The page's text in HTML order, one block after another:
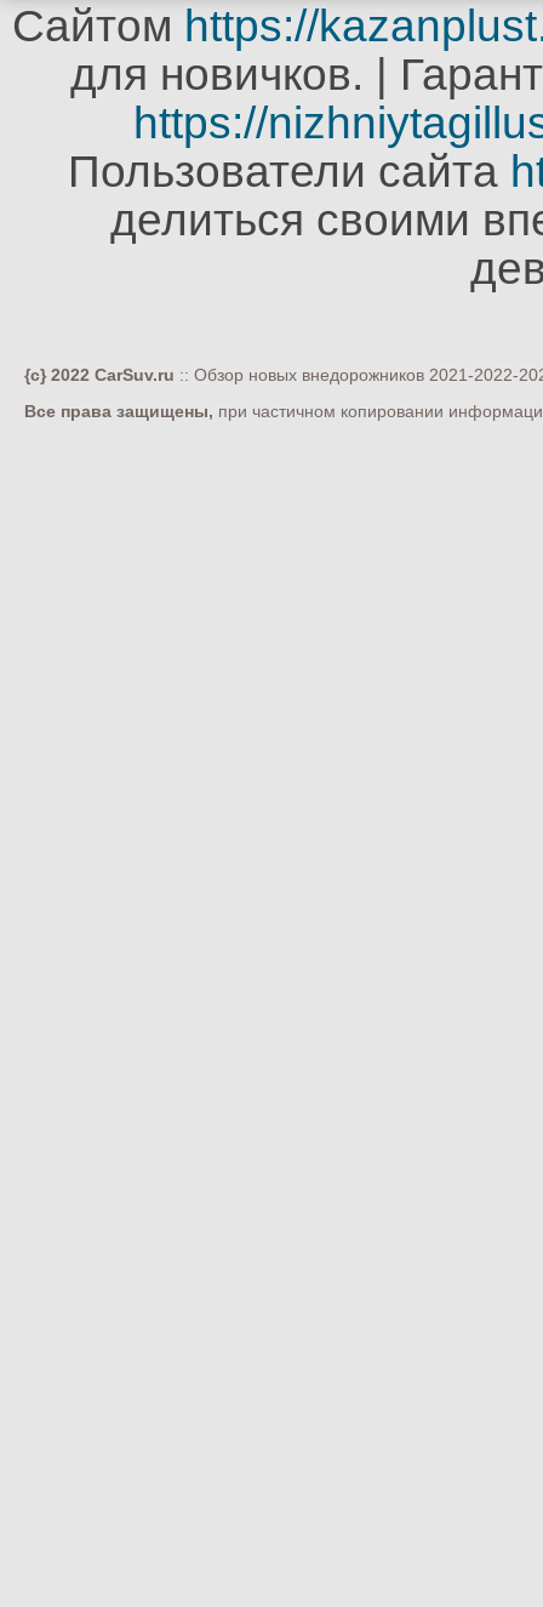
Сайтом https://
для новичков. |
https://
Пользователи сайта
делиться своими
{c} 2022 CarSuv.ru :: Обзор новых внедорожников 2021-2022-
Все права защищены, при частичном копировании